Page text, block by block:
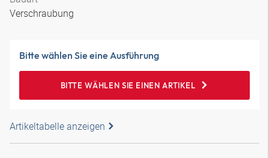
Verschraubung
Bitte wählen Sie eine Ausführung
BITTE WÄHLEN SIE EINEN ARTIKEL
Artikeltabelle anzeigen